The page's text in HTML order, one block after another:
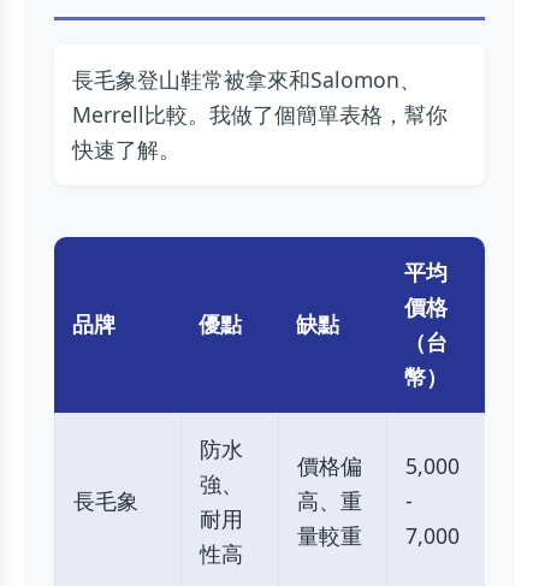
長毛象登山鞋常被拿來和Salomon、
Merrell比較。我做了個簡單表格，幫你
快速了解。
品牌 優點 缺點
平均
價格
（台
幣）
長毛象
防水
強、
耐用
性高
價格偏
高、重
量較重
5,000
-
7,000